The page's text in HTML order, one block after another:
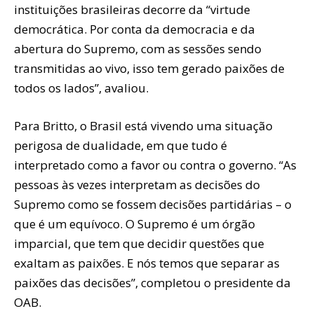
instituições brasileiras decorre da “virtude
democrática. Por conta da democracia e da
abertura do Supremo, com as sessões sendo
transmitidas ao vivo, isso tem gerado paixões de
todos os lados”, avaliou.
Para Britto, o Brasil está vivendo uma situação
perigosa de dualidade, em que tudo é
interpretado como a favor ou contra o governo. “As
pessoas às vezes interpretam as decisões do
Supremo como se fossem decisões partidárias – o
que é um equívoco. O Supremo é um órgão
imparcial, que tem que decidir questões que
exaltam as paixões. E nós temos que separar as
paixões das decisões”, completou o presidente da
OAB.